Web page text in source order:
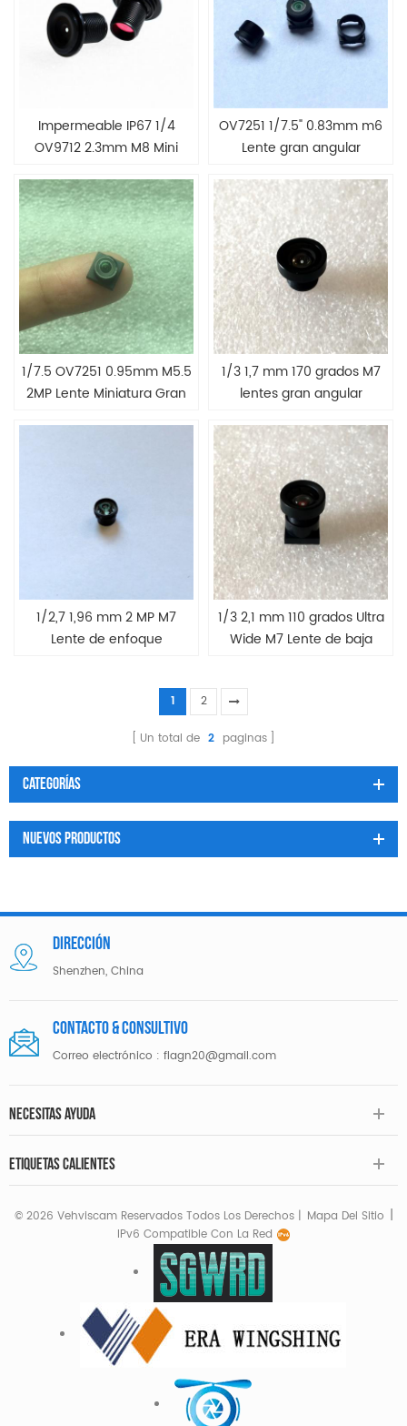
Impermeable IP67 1/4
OV9712 2.3mm M8 Mini
OV7251 1/7.5" 0.83mm m6
Lente gran angular
endoscópica
1/7.5 OV7251 0.95mm M5.5
2MP Lente Miniatura Gran
1/3 1,7 mm 170 grados M7
lentes gran angular
1/2,7 1,96 mm 2 MP M7
Lente de enfoque
1/3 2,1 mm 110 grados Ultra
Wide M7 Lente de baja
1 2
Un total de 2 paginas
Categorías
Nuevos Productos
DIRECCIÓN
Shenzhen, China
Contacto & consultivo
Correo electrónico : flagn20@gmail.com
NECESITAS AYUDA
ETIQUETAS CALIENTES
© 2026 Vehviscam Reservados Todos Los Derechos | Mapa Del Sitio |
IPv6 Compatible Con La Red